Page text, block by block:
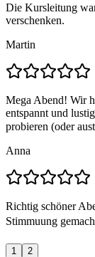
Die Kursleitung
verschenken.
Martin
Mega Abend! Wir
entspannt und
probieren (oder
Anna
Richtig schöner
Stimmuung
1 2